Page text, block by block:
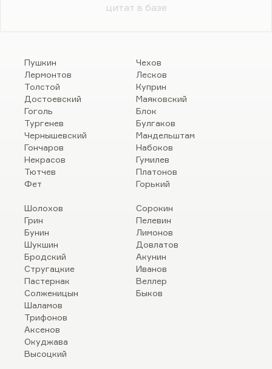
цитат в базе
Пушкин
Лермонтов
Толстой
Достоевский
Гоголь
Тургенев
Чернышевский
Гончаров
Некрасов
Тютчев
Фет
Чехов
Лесков
Куприн
Маяковский
Блок
Булгаков
Мандельштам
Набоков
Гумилев
Платонов
Горький
Шолохов
Грин
Бунин
Шукшин
Бродский
Стругацкие
Пастернак
Солженицын
Шаламов
Трифонов
Аксенов
Окуджава
Высоцкий
Сорокин
Пелевин
Лимонов
Довлатов
Акунин
Иванов
Веллер
Быков